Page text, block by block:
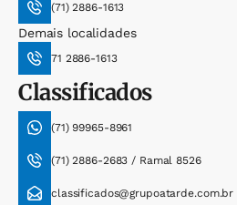
(71) 2886-1613
Demais localidades
71 2886-1613
Classificados
(71) 99965-8961
(71) 2886-2683 / Ramal 8526
classificados@grupoatarde.com.br